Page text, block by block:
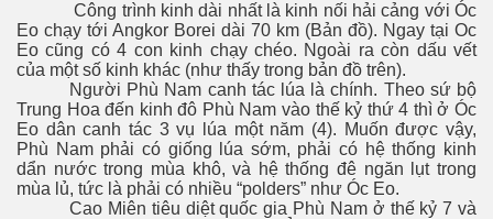
Công trình kinh dài nhất là kinh nối hải cảng với Óc
Eo chạy tới Angkor Borei dài 70 km (Bản đồ). Ngay tại Oc
Eo cũng có 4 con kinh chạy chéo. Ngoài ra còn dấu vết
của một số kinh khác (như thấy trong bản đồ trên).
Người Phù Nam canh tác lúa là chính. Theo sứ bộ
Trung Hoa đến kinh đô Phù Nam vào thế kỷ thứ 4 thì ở Óc
Eo dân canh tác 3 vụ lúa một năm (4). Muốn được vậy,
Phù Nam phải có giống lúa sớm, phải có hệ thống kinh
dẩn nước trong mùa khô, và hệ thống đê ngăn lụt trong
mùa lủ, tức là phải có nhiều “polders” như Óc Eo.
Cao Miên tiêu diệt quốc gia Phù Nam ở thế kỷ 7 và